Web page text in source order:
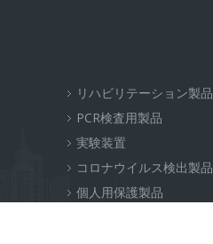
リハビリテーション製品
PCR検査用製品
実験装置
コロナウイルス検出製品
個人用保護製品